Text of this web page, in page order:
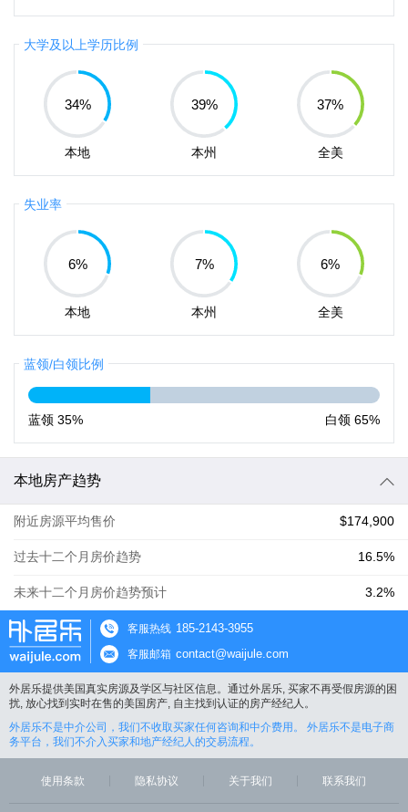
大学及以上学历比例
34%
本地
39%
本州
37%
全美
失业率
6%
本地
7%
本州
6%
全美
蓝领/白领比例
蓝领 35% 白领 65%
本地房产趋势
附近房源平均售价 $174,900
过去十二个月房价趋势 16.5%
未来十二个月房价趋势预计 3.2%
客服热线 185-2143-3955
客服邮箱 contact@waijule.com
外居乐提供美国真实房源及学区与社区信息。通过外居乐, 买家不再受假房源的困
扰, 放心找到实时在售的美国房产, 自主找到认证的房产经纪人。
外居乐不是中介公司，我们不收取买家任何咨询和中介费用。 外居乐不是电子商
务平台，我们不介入买家和地产经纪人的交易流程。
使用条款 隐私协议 关于我们 联系我们